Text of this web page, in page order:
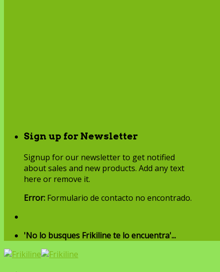
Sign up for Newsletter
Signup for our newsletter to get notified
about sales and new products. Add any text
here or remove it.
Error: Formulario de contacto no encontrado.
'No lo busques Frikiline te lo encuentra'...